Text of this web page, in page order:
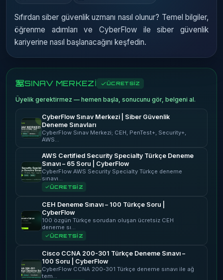
Sıfırdan siber güvenlik uzmanı nasıl olunur? Temel bilgiler,
öğrenme adımları ve CyberFlow ile siber güvenlik
kariyerine nasıl başlanacağını keşfedin.
SINAV MERKEZİ ÜCRETSİZ
Üyelik gerektirmez — hemen başla, sonucunu gör, belgeni al.
CyberFlow Sınav Merkezi | Siber Güvenlik
Deneme Sınavları
CyberFlow Sınav Merkezi; CEH, PenTest+, Security+,
AWS…
AWS Certified Security Specialty Türkçe Deneme
Sınavı – 65 Soru | CyberFlow
CyberFlow AWS Security Specialty Türkçe deneme
sınavı…
ÜCRETSİZ
CEH Deneme Sınavı – 100 Türkçe Soru |
CyberFlow
100 özgün Türkçe sorudan oluşan ücretsiz CEH
deneme sı…
ÜCRETSİZ
Cisco CCNA 200-301 Türkçe Deneme Sınavı –
100 Soru | CyberFlow
CyberFlow CCNA 200-301 Türkçe deneme sınavı ile ağ
tem…